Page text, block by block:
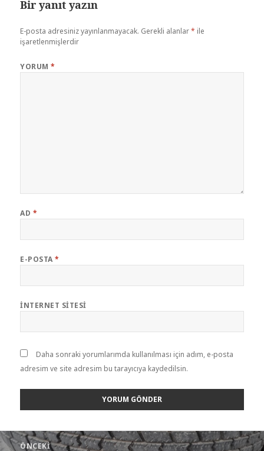
Bir yanıt yazın
E-posta adresiniz yayınlanmayacak. Gerekli alanlar* ile
işaretlenmişlerdir
YORUM*
AD *
E-POSTA*
İNTERNET SITESI
Daha sonraki yorumlarımda kullanılması için adım, e-posta
adresim ve site adresim bu tarayıcıya kaydedilsin.
Yazı
ÖNCEKI